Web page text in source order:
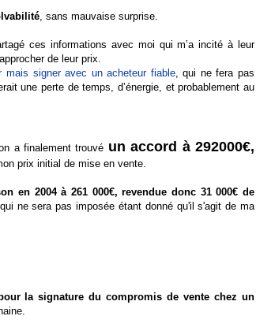
, sans mauvaise surprise.
ces informations avec moi qui m’a incité à leur
de leur prix.
signer avec un acheteur fiable, qui ne fera pas
une perte de temps, d’énergie, et probablement au
a finalement trouvé un accord à 292000€,
prix initial de mise en vente.
en 2004 à 261 000€, revendue donc 31 000€ de
ne sera pas imposée étant donné qu'il s'agit de ma
la signature du compromis de vente chez un